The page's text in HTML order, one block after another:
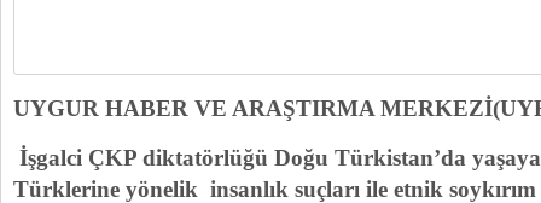
UYGUR HABER VE ARAŞTIRMA
İşgalci ÇKP diktatörlüğü Doğu Türkistan’da
Türklerine yönelik insanlık suçları ile etnik